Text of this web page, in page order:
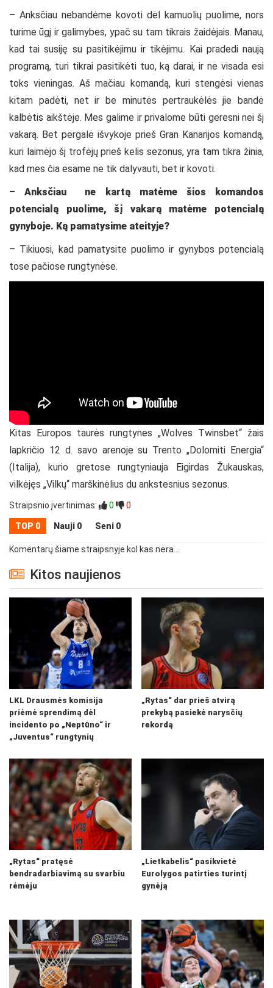
– Anksčiau nebandėme kovoti dėl kamuolių puolime, nors
turime ūgį ir galimybes, ypač su tam tikrais žaidėjais. Manau,
kad tai susiję su pasitikėjimu ir tikėjimu. Kai pradedi naują
programą, turi tikrai pasitikėti tuo, ką darai, ir ne visada esi
toks vieningas. Aš mačiau komandą, kuri stengėsi vienas
kitam padėti, net ir be minutės pertraukėlės jie bandė
kalbėtis aikštėje. Mes galime ir privalome būti geresni nei šį
vakarą. Bet pergalė išvykoje prieš Gran Kanarijos komandą,
kuri laimėjo šį trofėjų prieš kelis sezonus, yra tam tikra žinia,
kad mes čia esame ne tik dalyvauti, bet ir kovoti.
– Anksčiau ne kartą matėme šios komandos
potencialą puolime, šį vakarą matėme potencialą
gynyboje. Ką pamatysime ateityje?
– Tikiuosi, kad pamatysite puolimo ir gynybos potencialą
tose pačiose rungtynėse.
Kitas Europos taurės rungtynes „Wolves Twinsbet“ žais
lapkričio 12 d. savo arenoje su Trento „Dolomiti Energia“
(Italija), kurio gretose rungtyniauja Eigirdas Žukauskas,
vilkėjęs „Vilkų“ marškinėlius du ankstesnius sezonus.
Straipsnio įvertinimas: 0 0
TOP 0 Nauji 0 Seni 0
Komentarų šiame straipsnyje kol kas nėra...
Kitos naujienos
LKL Drausmės komisija
priėmė sprendimą dėl
incidento po „Neptūno“ ir
„Juventus“ rungtynių
„Rytas“ dar prieš atvirą
prekybą pasiekė narysčių
rekordą
„Rytas“ pratęsė
bendradarbiavimą su svarbiu
rėmėju
„Lietkabelis“ pasikvietė
Eurolygos patirties turintį
gynėją